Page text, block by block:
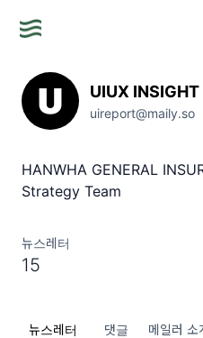
UIUX INSIGHT
uireport@maily.so
HANWHA GENERAL
Strategy Team
뉴스레터
15
뉴스레터 댓글 메일러 소